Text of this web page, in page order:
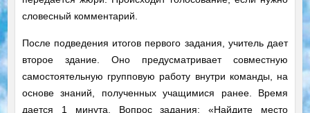
словесный комментарий.
После подведения итогов первого задания, учитель дает
второе здание. Оно предусматривает совместную
самостоятельную групповую работу внутри команды, на
основе знаний, полученных учащимися ранее. Время
дается 1 минута. Вопрос задания: «Найдите место